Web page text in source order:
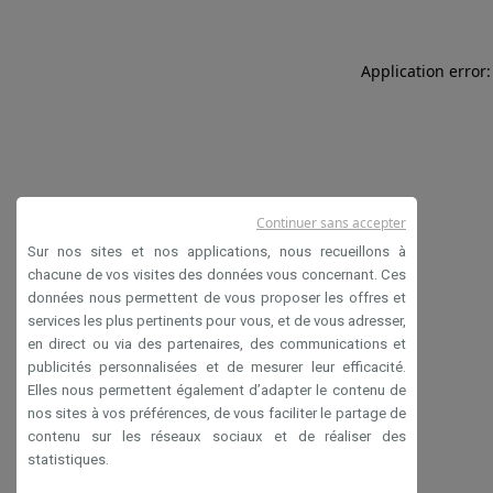
Application
Sur nos sites et nos applications, nous recueillons à
chacune de vos visites des données vous concernant. Ces
données nous permettent de vous proposer les offres et
services les plus pertinents pour vous, et de vous adresser,
en direct ou via des partenaires, des communications et
publicités personnalisées et de mesurer leur efficacité.
Elles nous permettent également d’adapter le contenu de
nos sites à vos préférences, de vous faciliter le partage de
contenu sur les réseaux sociaux et de réaliser des
statistiques.
Continuer sans accepter